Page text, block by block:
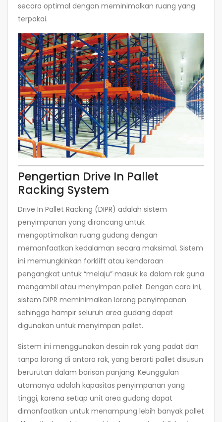
secara optimal dengan meminimalkan ruang yang
terpakai.
Pengertian Drive In Pallet
Racking System
Drive In Pallet Racking (DIPR) adalah sistem
penyimpanan yang dirancang untuk
mengoptimalkan ruang gudang dengan
memanfaatkan kedalaman secara maksimal. Sistem
ini memungkinkan forklift atau kendaraan
pengangkat untuk “melaju” masuk ke dalam rak guna
mengambil atau menyimpan pallet. Dengan cara ini,
sistem DIPR meminimalkan lorong penyimpanan
sehingga hampir seluruh area gudang dapat
digunakan untuk menyimpan pallet.
Sistem ini menggunakan desain rak yang padat dan
tanpa lorong di antara rak, yang berarti pallet disusun
berurutan dalam barisan panjang. Keunggulan
utamanya adalah kapasitas penyimpanan yang
tinggi, karena setiap unit area gudang dapat
dimanfaatkan untuk menampung lebih banyak pallet